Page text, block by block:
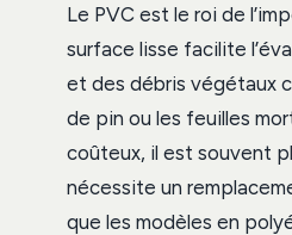
Le PVC est le roi de
surface lisse facilite
et des débris végétaux
de pin ou les feuilles
coûteux, il est souvent
nécessite un
que les modèles en